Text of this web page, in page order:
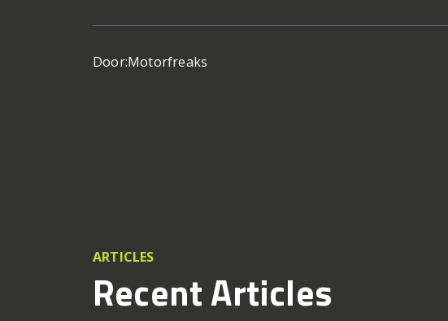
Door:Motorfreaks
ARTICLES
Recent Articles